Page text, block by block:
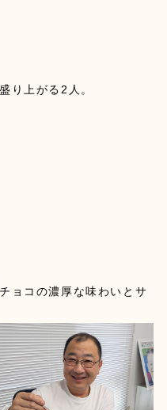
り上がる2人。
ョコの濃厚な味わいとサ